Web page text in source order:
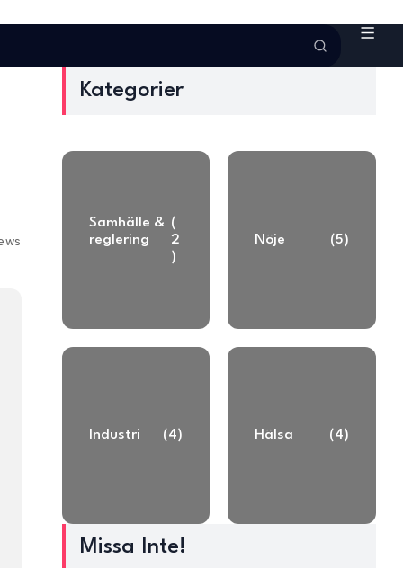
Kategorier
Samhälle &
reglering
(
2
)
Nöje (5)
Industri (4) Hälsa (4)
Missa Inte!